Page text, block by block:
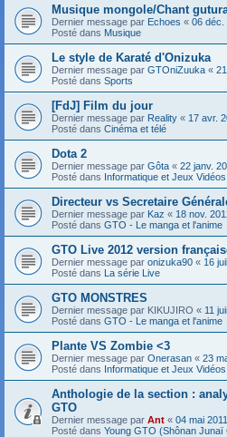
Musique mongole/Chant
Dernier message par Echoes « 06 déc.
Posté dans Musique
Le style de Karaté d'Onizuka
Dernier message par GTOniZuuka «
Posté dans Sports
[FdJ] Film du jour
Dernier message par Reality « 17 avr.
Posté dans Cinéma et télé
Dota 2
Dernier message par Gôta « 22 janv.
Posté dans Informatique et Jeux Vidéos
Directeur vs Secretaire
Dernier message par Kaz « 18 nov.
Posté dans GTO - Le manga et l'anime
GTO Live 2012 version
Dernier message par onizuka90 « 16
Posté dans La série Live
GTO MONSTRES
Dernier message par KIKUJIRO « 11
Posté dans GTO - Le manga et l'anime
Plante VS Zombie <3
Dernier message par Onerasan « 23
Posté dans Informatique et Jeux Vidéos
Anthologie de la section :
GTO
Dernier message par Ant « 04 mai
Posté dans Young GTO (Shônan Junaï